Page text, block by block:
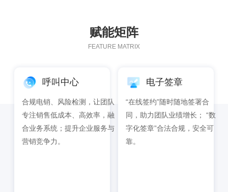
赋能矩阵
FEATURE MATRIX
呼叫中心
合规电销、风险检测，让团队
专注销售低成本、高效率，融
合业务系统；提升企业服务与
营销竞争力。
电子签章
“在线签约”随时随地签署合
同，助力团队业绩增长； “数
字化签章”合法合规，安全可
靠。